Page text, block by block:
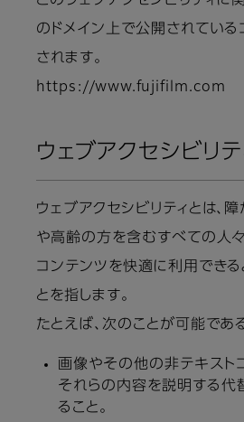
のドメイン上で公開されている
されます。
https://www.fujifilm.com
ウェブアクセシビリテ
ウェブアクセシビリティとは、
や高齢の方を含むすべての人
コンテンツを快適に利用できる
とを指します。
たとえば、次のことが可能であ
画像やその他の非テキスト
それらの内容を説明する代
ること。